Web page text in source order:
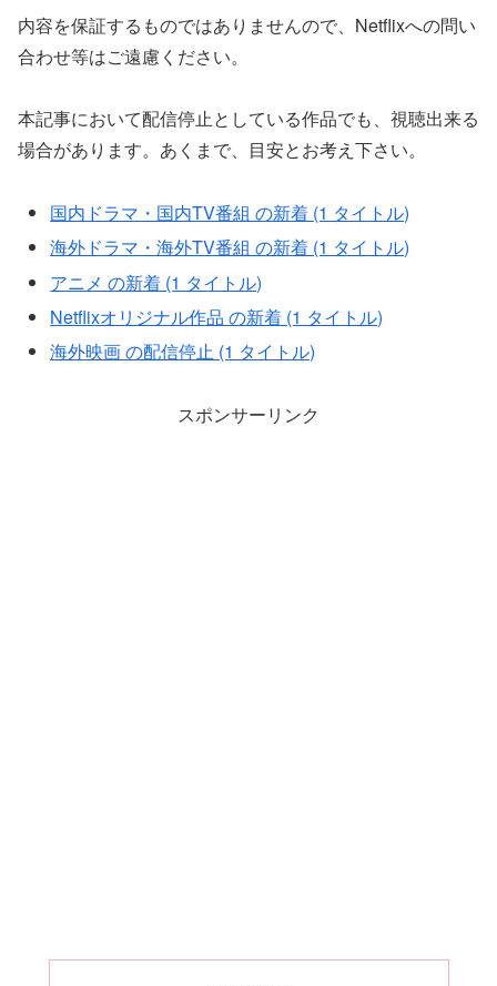
内容を保証するものではありませんので、Netflixへの問い
合わせ等はご遠慮ください。
本記事において配信停止としている作品でも、視聴出来る
場合があります。あくまで、目安とお考え下さい。
国内ドラマ・国内TV番組 の新着 (1 タイトル)
海外ドラマ・海外TV番組 の新着 (1 タイトル)
アニメ の新着 (1 タイトル)
Netflixオリジナル作品 の新着 (1 タイトル)
海外映画 の配信停止 (1 タイトル)
スポンサーリンク